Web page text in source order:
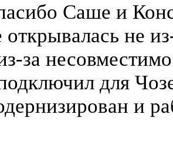
Саше и
открывалась не
за
для
и